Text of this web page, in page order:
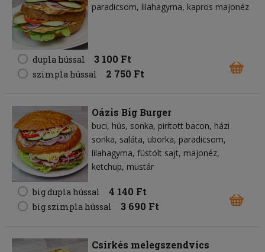
paradicsom lilahagyma kapros majonéz
dupla hússal 3 100 Ft
szimpla hússal 2 750 Ft
Oázis Big Burger
buci hús sonka pirított bacon házi
sonka saláta uborka paradicsom
lilahagyma füstölt sajt majonéz
ketchup mustár
big dupla hússal 4 140 Ft
big szimpla hússal 3 690 Ft
Csirkés melegszendvics